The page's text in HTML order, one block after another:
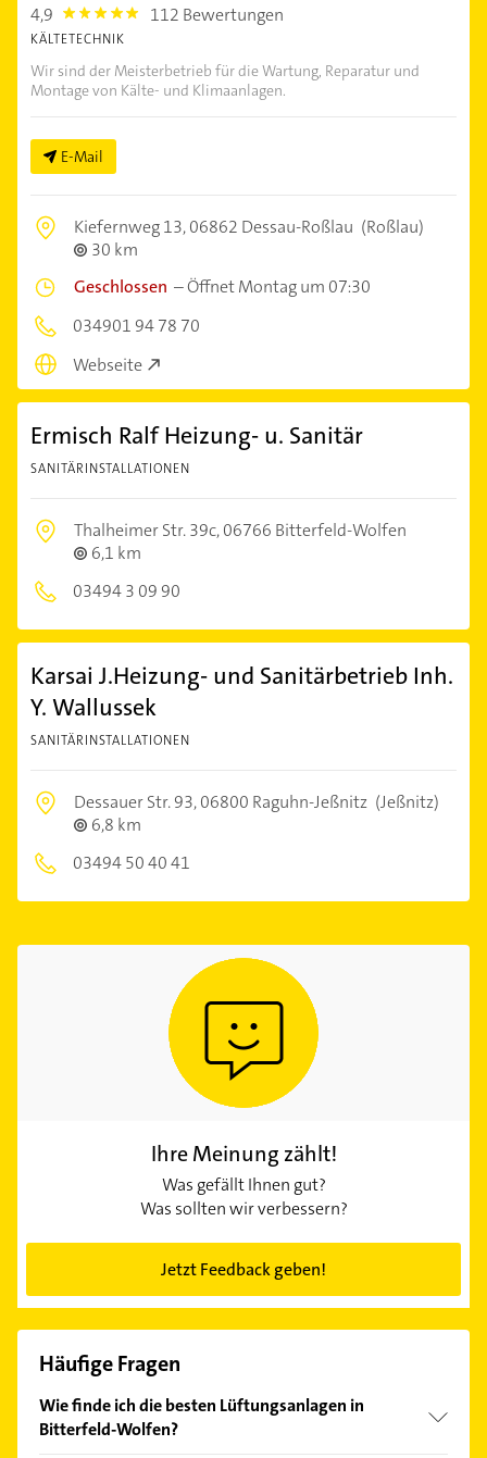
4,9 4.9 112 Bewertungen
KÄLTETECHNIK
Wir sind der Meisterbetrieb für die Wartung, Reparatur und
Montage von Kälte- und Klimaanlagen.
E-Mail
Kiefernweg 13,06862 Dessau-Roßlau (Roßlau)
30 km
Geschlossen –Öffnet Montag um 07:30
034901 94 78 70
Webseite
Ermisch Ralf Heizung- u. Sanitär
SANITÄRINSTALLATIONEN
Thalheimer Str. 39c,06766 Bitterfeld-Wolfen
6,1 km
03494 3 09 90
Karsai J.Heizung- und Sanitärbetrieb Inh.
Y. Wallussek
SANITÄRINSTALLATIONEN
Dessauer Str. 93,06800 Raguhn-Jeßnitz (Jeßnitz)
6,8 km
03494 50 40 41
Ihre Meinung zählt!
Was gefällt Ihnen gut?
Was sollten wir verbessern?
Jetzt Feedback geben!
Häufige Fragen
Wie finde ich die besten Lüftungsanlagen in
Bitterfeld-Wolfen?